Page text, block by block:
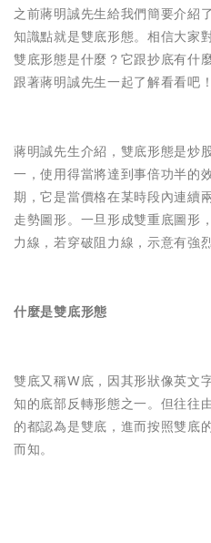
之前蔣明誠先生給我們簡要介紹
知識點就是雙底形態。相信大家
雙底形態是什麼？它跟抄底有什
跟著蔣明誠先生一起了解看看吧！
蔣明誠先生介紹，雙底形態是炒
一，使用得當將達到事倍功半的
期，它是當價格在某時段內連續
走勢圖形。一旦形成雙重底圖形
力線，若穿破阻力線，示意有強
什麼是雙底形態
雙底又稱W底，因其形狀像英文
知的底部反轉形態之一。但往往
的都認為是雙底，進而按照雙底
而知。